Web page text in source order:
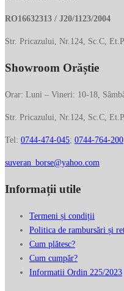
în
RO16632313 / J20/1123/2004
Str. Pricazului, Nr.124, Sc.C,
Showroom Orăștie
Orar: Luni – Vineri: 10-18,
Str. Pricazului, Nr.124, Sc.C,
Tel: 0744-474-045; 0744-764-200
suveran_borse@yahoo.com
Informații utile
Termeni și condiții
Politica de rambursări și
Cum plătesc?
Cum cumpăr?
Informatii Ordin 225/2023